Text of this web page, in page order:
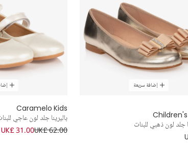
إضافة سريعة
جلد لون ذهبي للبنات
Caramelo Kids
باليرينا جلد لون عاجي
UK£ 62.00
UK£ 31.00